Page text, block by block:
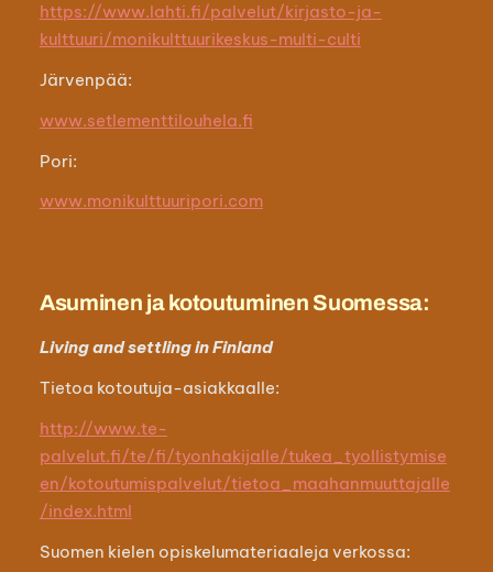
https://www.lahti.fi/palvelut/kirjasto-ja-
kulttuuri/monikulttuurikeskus-multi-culti
Järvenpää:
www.setlementtilouhela.fi
Pori:
www.monikulttuuripori.com
Asuminen ja kotoutuminen Suomessa:
Living and settling in Finland
Tietoa kotoutuja-asiakkaalle:
http://www.te-
palvelut.fi/te/fi/tyonhakijalle/tukea_tyollistymise
en/kotoutumispalvelut/tietoa_maahanmuuttajalle
/index.html
Suomen kielen opiskelumateriaaleja verkossa: